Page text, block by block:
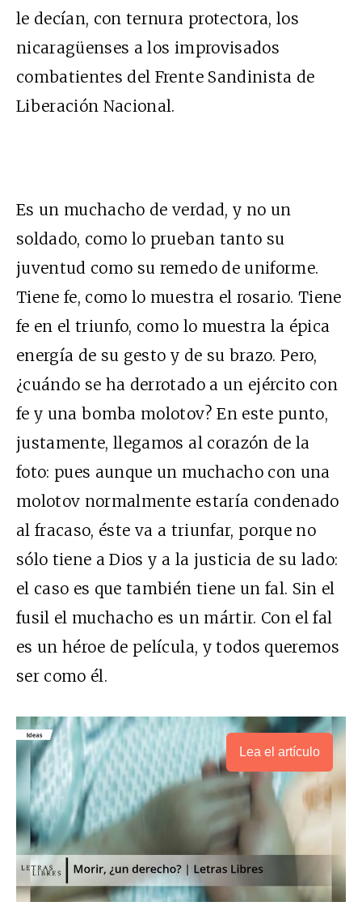
le decían, con ternura protectora, los
nicaragüenses a los improvisados
combatientes del Frente Sandinista de
Liberación Nacional.
Es un muchacho de verdad, y no un
soldado, como lo prueban tanto su
juventud como su remedo de uniforme.
Tiene fe, como lo muestra el rosario. Tiene
fe en el triunfo, como lo muestra la épica
energía de su gesto y de su brazo. Pero,
¿cuándo se ha derrotado a un ejército con
fe y una bomba molotov? En este punto,
justamente, llegamos al corazón de la
foto: pues aunque un muchacho con una
molotov normalmente estaría condenado
al fracaso, éste va a triunfar, porque no
sólo tiene a Dios y a la justicia de su lado:
el caso es que también tiene un fal. Sin el
fusil el muchacho es un mártir. Con el fal
es un héroe de película, y todos queremos
ser como él.
Lea el artículo